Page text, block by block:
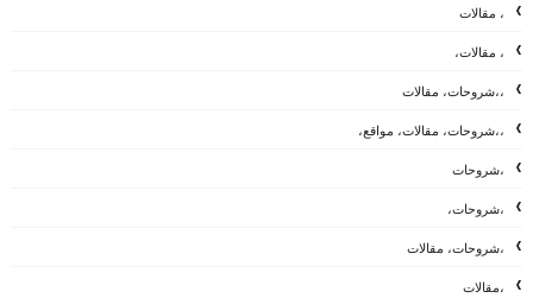
، مقالات
، مقالات،
،،شروحات، مقالات
،،شروحات، مقالات، مواقع،
،شروحات
،شروحات،
،شروحات، مقالات
،مقالات